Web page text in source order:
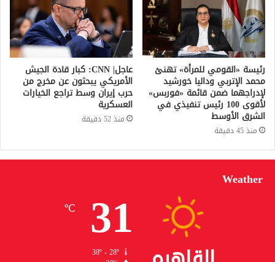
رئيسة «القومي للمرأة» تهنئ
محمد الإتربي وداليا خورشيد
لإدراجهما ضمن قائمة «فوربس»
لأقوى 100 رئيس تنفيذي في
الشرق الأوسط
منذ 45 دقيقة
عاجل| CNN: كبار قادة الجيش
الأمريكي يبحثون عن مخرج من
حرب إيران وسط تراجع الخيارات
العسكرية
منذ 52 دقيقة
Weather
31
℃
38º - 28º